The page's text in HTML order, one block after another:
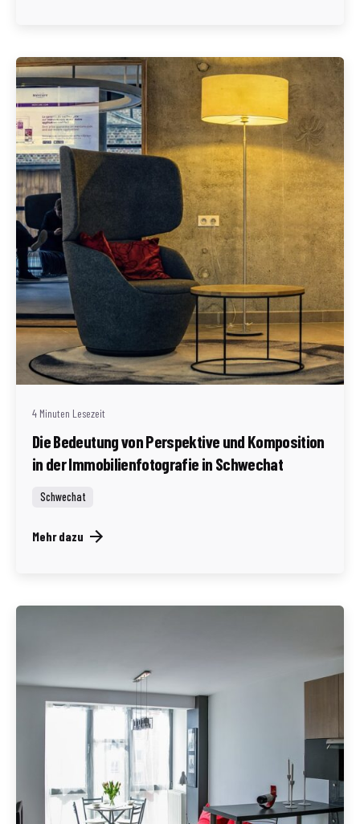
Geschrieben von
Redaktion Immofragen Schwechat
4 Minuten Lesezeit
Die Bedeutung von Perspektive und Komposition
in der Immobilienfotografie in Schwechat
Schwechat
Mehr dazu